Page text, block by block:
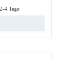
4 Tage